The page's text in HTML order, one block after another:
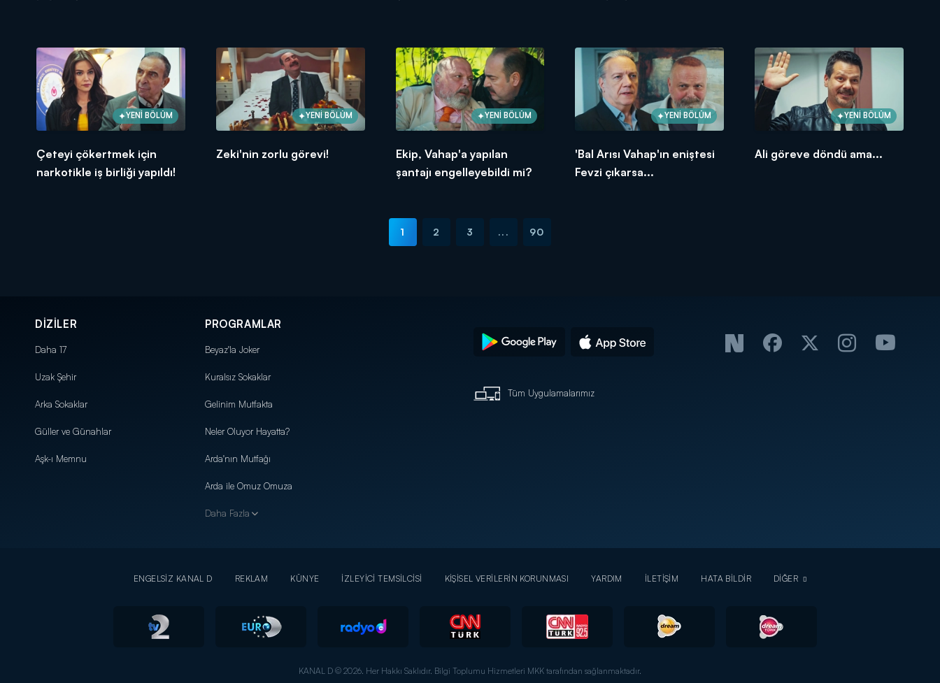
YENİ BÖLÜM
Çeteyi çökertmek için
narkotikle iş birliği yapıldı!
YENİ BÖLÜM
Zeki'nin zorlu görevi!
YENİ BÖLÜM
Ekip, Vahap'a yapılan
şantajı engelleyebildi mi?
YENİ BÖLÜM
'Bal Arısı Vahap'ın eniştesi
Fevzi çıkarsa...
YENİ BÖLÜM
Ali göreve döndü ama...
1 2 3 ... 90
DİZİLER
Daha 17
Uzak Şehir
Arka Sokaklar
Güller ve Günahlar
Aşk-ı Memnu
PROGRAMLAR
Beyaz'la Joker
Kuralsız Sokaklar
Gelinim Mutfakta
Neler Oluyor Hayatta?
Arda'nın Mutfağı
Arda ile Omuz Omuza
Daha Fazla
Tüm Uygulamalarımız
ENGELSİZ KANAL D REKLAM KÜNYE İZLEYİCİ TEMSİLCİSİ KİŞİSEL VERİLERİN KORUNMASI YARDIM İLETİŞİM HATA BİLDİR DİĞER
KANAL D © 2026. Her Hakkı Saklıdır. Bilgi Toplumu Hizmetleri MKK tarafından sağlanmaktadır.